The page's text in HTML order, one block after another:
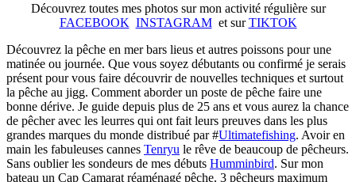
Découvrez toutes mes photos sur mon activité régulière sur
FACEBOOK INSTAGRAMet surTIKTOK
Découvrez la pêche en mer bars lieus et autres poissons pour une
matinée ou journée. Que vous soyez débutants ou confirmé je serais
présent pour vous faire découvrir de nouvelles techniques et surtout
la pêche au jigg. Comment aborder un poste de pêche faire une
bonne dérive. Je guide depuis plus de 25 ans et vous aurez la chance
de pêcher avec les leurres qui ont fait leurs preuves dans les plus
grandes marques du monde distribué par #Ultimatefishing. Avoir en
main les fabuleuses cannes Tenryu le rêve de beaucoup de pêcheurs.
Sans oublier les sondeurs de mes débuts Humminbird. Sur mon
bateau un Cap Camarat réaménagé pêche, 3 pêcheurs maximum